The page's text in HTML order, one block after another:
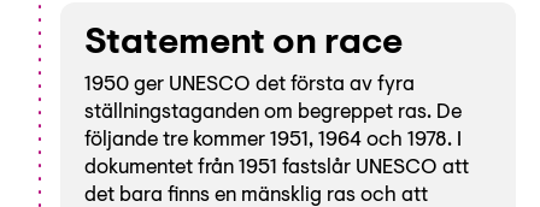
Statement on race
1950 ger UNESCO det första av fyra
ställningstaganden om begreppet ras. De
följande tre kommer 1951, 1964 och 1978. I
dokumentet från 1951 fastslår UNESCO att
det bara finns en mänsklig ras och att